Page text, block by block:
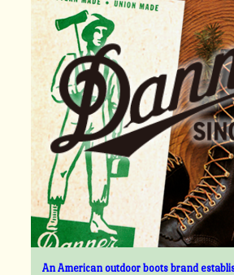
An American outdoor boots brand